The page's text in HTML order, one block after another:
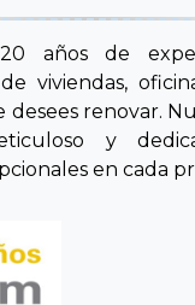
años de
viviendas,
desees renovar.
y
en cada